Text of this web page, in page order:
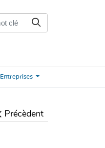
Entreprises
Précèdent